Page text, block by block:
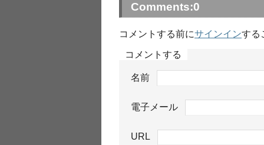
Comments:0
コメントする前にサインインする
コメントする
名前
電子メール
URL